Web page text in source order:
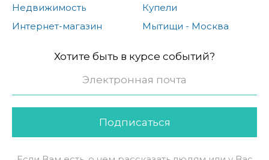
Недвижимость
Интернет-магазин
Купели
Мытищи - Москва
Хотите быть в курсе событий?
Подписаться